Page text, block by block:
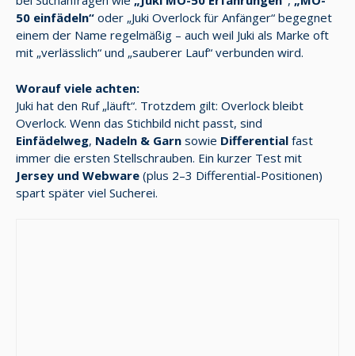
50 einfädeln“ oder „Juki Overlock für Anfänger“ begegnet
einem der Name regelmäßig – auch weil Juki als Marke oft
mit „verlässlich“ und „sauberer Lauf“ verbunden wird.
Worauf viele achten:
Juki hat den Ruf „läuft“. Trotzdem gilt: Overlock bleibt
Overlock. Wenn das Stichbild nicht passt, sind
Einfädelweg, Nadeln & Garn sowie Differential fast
immer die ersten Stellschrauben. Ein kurzer Test mit
Jersey und Webware (plus 2–3 Differential-Positionen)
spart später viel Sucherei.